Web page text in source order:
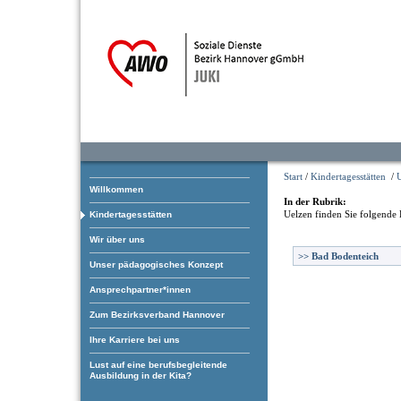
Willkommen
Kindertagesstätten
Wir über uns
Unser pädagogisches Konzept
Ansprechpartner*innen
Zum Bezirksverband Hannover
Ihre Karriere bei uns
Lust auf eine berufsbegleitende
Ausbildung in der Kita?
Start / Kindertagesstätten /
In der Rubrik:
Uelzen finden Sie folgende
>> Bad Bodenteich